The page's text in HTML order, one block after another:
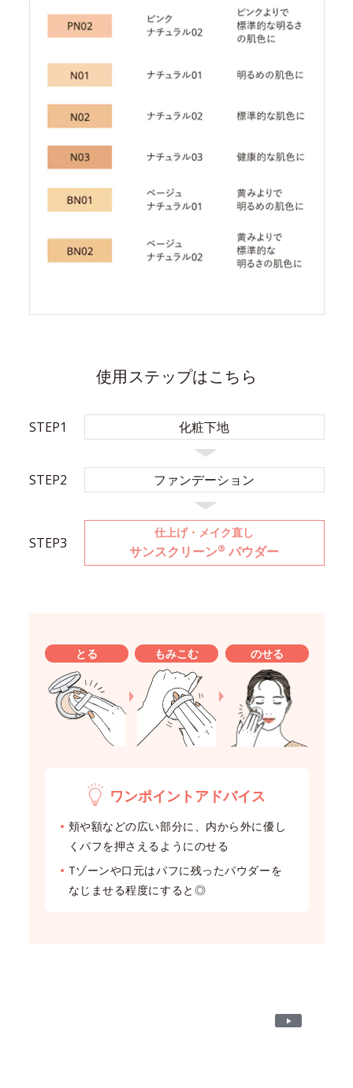
使用ステップはこちら
STEP1 化粧下地
STEP2 ファンデーション
STEP3
仕上げ・メイク直し
サンスクリーン® パウダー
とる もみこむ のせる
ワンポイントアドバイス
頬や額などの広い部分に、内から外に優し
くパフを押さえるようにのせる
Tゾーンや口元はパフに残ったパウダーを
なじませる程度にすると◎
P